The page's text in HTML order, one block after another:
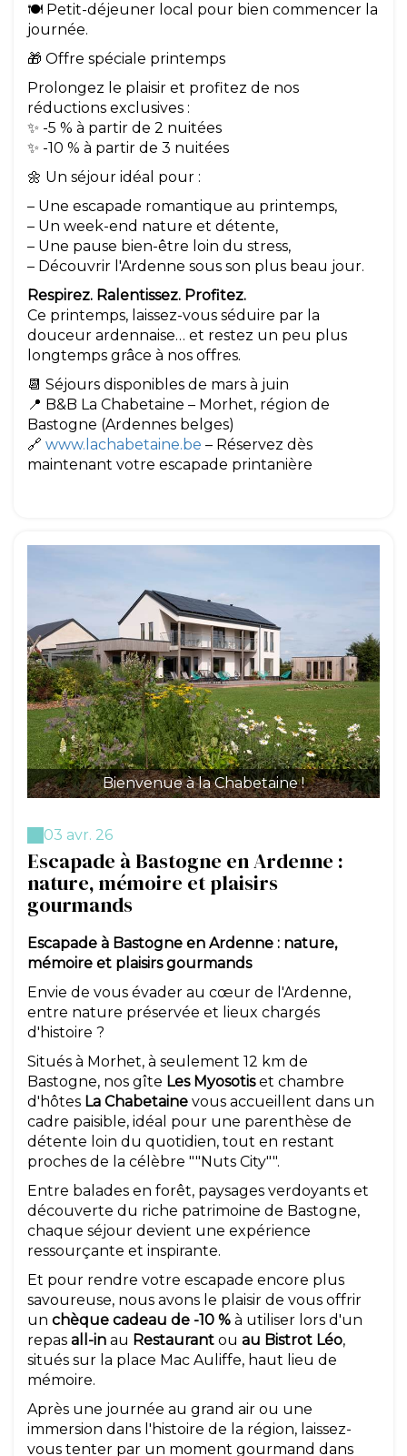
🍽️ Petit-déjeuner local pour bien commencer la
journée.
🎁 Offre spéciale printemps
Prolongez le plaisir et profitez de nos
réductions exclusives :
✨ -5 % à partir de 2 nuitées
✨ -10 % à partir de 3 nuitées
🌼 Un séjour idéal pour :
– Une escapade romantique au printemps,
– Un week-end nature et détente,
– Une pause bien-être loin du stress,
– Découvrir l'Ardenne sous son plus beau jour.
Respirez. Ralentissez. Profitez.
Ce printemps, laissez-vous séduire par la
douceur ardennaise… et restez un peu plus
longtemps grâce à nos offres.
📆 Séjours disponibles de mars à juin
📍 B&B La Chabetaine – Morhet, région de
Bastogne (Ardennes belges)
🔗 www.lachabetaine.be – Réservez dès
maintenant votre escapade printanière
Bienvenue à la Chabetaine !
03 avr. 26
Escapade à Bastogne en Ardenne :
nature, mémoire et plaisirs
gourmands
Escapade à Bastogne en Ardenne : nature,
mémoire et plaisirs gourmands
Envie de vous évader au cœur de l'Ardenne,
entre nature préservée et lieux chargés
d'histoire ?
Situés à Morhet, à seulement 12 km de
Bastogne, nos gîte Les Myosotiset chambre
d'hôtes La Chabetaine vous accueillent dans un
cadre paisible, idéal pour une parenthèse de
détente loin du quotidien, tout en restant
proches de la célèbre ""Nuts City"".
Entre balades en forêt, paysages verdoyants et
découverte du riche patrimoine de Bastogne,
chaque séjour devient une expérience
ressourçante et inspirante.
Et pour rendre votre escapade encore plus
savoureuse, nous avons le plaisir de vous offrir
un chèque cadeau de -10 % à utiliser lors d'un
repas all-in au Restaurant ou au Bistrot Léo,
situés sur la place Mac Auliffe, haut lieu de
mémoire.
Après une journée au grand air ou une
immersion dans l'histoire de la région, laissez-
vous tenter par un moment gourmand dans